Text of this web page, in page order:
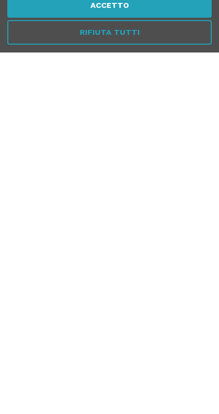
RIFIUTA TUTTI
ACCETTO